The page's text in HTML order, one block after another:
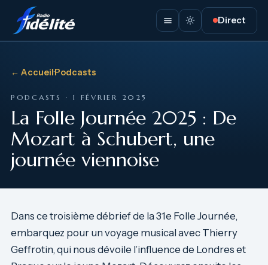
Direct
← Accueil·Podcasts
PODCASTS · 1 FÉVRIER 2025
La Folle Journée 2025 : De
Mozart à Schubert, une
journée viennoise
Dans ce troisième débrief de la 31e Folle Journée,
embarquez pour un voyage musical avec Thierry
Geffrotin, qui nous dévoile l’influence de Londres et